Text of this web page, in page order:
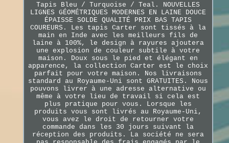
Tapis Bleu / Turquoise / Teal. NOUVELLES
LIGNES GÉOMÉTRIQUES MODERNES EN LAINE DOUCE
ÉPAISSE SOLDE QUALITÉ PRIX BAS TAPIS
COUREURS. Les tapis Carter sont tissés à la
main en Inde avec les meilleurs fils de
laine à 100%, le design à rayures ajoutera
une explosion de couleur subtile à votre
maison. Doux sous le pied et élégant en
apparence, la collection Carter est le choix
parfait pour votre maison. Nos livraisons
standard au Royaume-Uni sont GRATUITES. Nous
pouvons livrer à une adresse alternative ou
même à votre lieu de travail si cela est
plus pratique pour vous. Lorsque les
produits vous sont livrés au Royaume-Uni,
vous avez le droit de retourner votre
commande dans les 30 jours suivant la
réception des produits. La société ne sera